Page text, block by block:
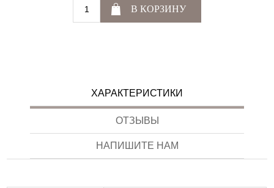
В КОРЗИНУ
ХАРАКТЕРИСТИКИ
ОТЗЫВЫ
НАПИШИТЕ НАМ